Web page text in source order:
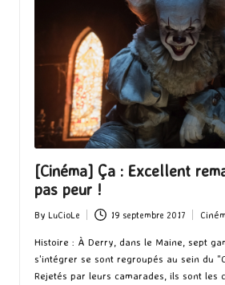
[Cinéma] Ça : Excellent
pas peur !
Posted
by
By LuCioLe 19 septembre 2017
Posted
in
Histoire : À Derry, dans le Maine, sept
s'intégrer se sont regroupés au sein du
Rejetés par leurs camarades, ils sont les